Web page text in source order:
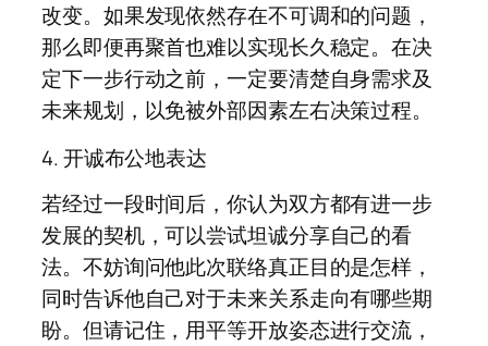
改变。如果发现依然存在不可调和的问题，
那么即便再聚首也难以实现长久稳定。在决
定下一步行动之前，一定要清楚自身需求及
未来规划，以免被外部因素左右决策过程。
4. 开诚布公地表达
若经过一段时间后，你认为双方都有进一步
发展的契机，可以尝试坦诚分享自己的看
法。不妨询问他此次联络真正目的是怎样，
同时告诉他自己对于未来关系走向有哪些期
盼。但请记住，用平等开放姿态进行交流，